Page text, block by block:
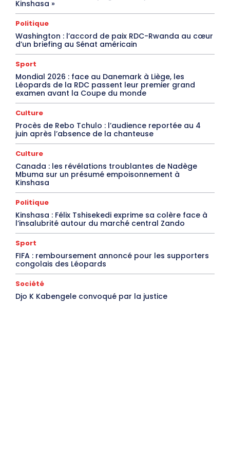
Kinshasa »
Politique
Washington : l’accord de paix RDC-Rwanda au cœur
d’un briefing au Sénat américain
Sport
Mondial 2026 : face au Danemark à Liège, les
Léopards de la RDC passent leur premier grand
examen avant la Coupe du monde
Culture
Procès de Rebo Tchulo : l’audience reportée au 4
juin après l’absence de la chanteuse
Culture
Canada : les révélations troublantes de Nadège
Mbuma sur un présumé empoisonnement à
Kinshasa
Politique
Kinshasa : Félix Tshisekedi exprime sa colère face à
l’insalubrité autour du marché central Zando
Sport
FIFA : remboursement annoncé pour les supporters
congolais des Léopards
Société
Djo K Kabengele convoqué par la justice